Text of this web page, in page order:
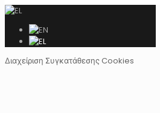
Διαχείριση Συγκατάθεσης Cookies